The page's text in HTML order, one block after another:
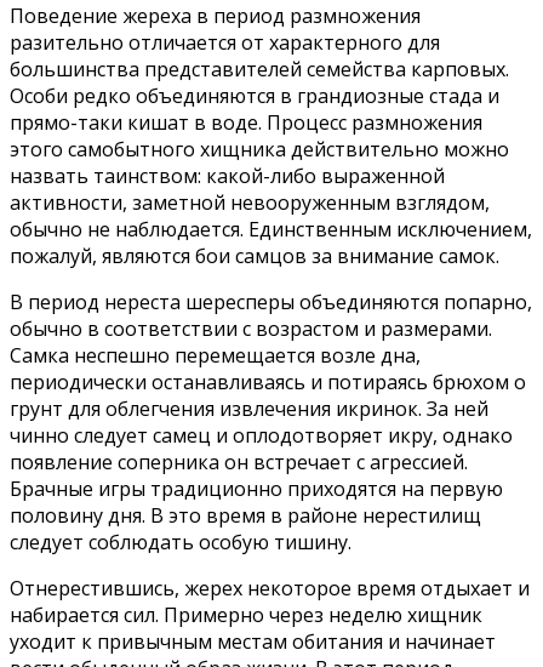
Поведение жереха в период размножения
разительно отличается от характерного для
большинства представителей семейства карповых.
Особи редко объединяются в грандиозные стада и
прямо-таки кишат в воде. Процесс размножения
этого самобытного хищника действительно можно
назвать таинством: какой-либо выраженной
активности, заметной невооруженным взглядом,
обычно не наблюдается. Единственным исключением,
пожалуй, являются бои самцов за внимание самок.
В период нереста шересперы объединяются попарно,
обычно в соответствии с возрастом и размерами.
Самка неспешно перемещается возле дна,
периодически останавливаясь и потираясь брюхом о
грунт для облегчения извлечения икринок. За ней
чинно следует самец и оплодотворяет икру, однако
появление соперника он встречает с агрессией.
Брачные игры традиционно приходятся на первую
половину дня. В это время в районе нерестилищ
следует соблюдать особую тишину.
Отнерестившись, жерех некоторое время отдыхает и
набирается сил. Примерно через неделю хищник
уходит к привычным местам обитания и начинает